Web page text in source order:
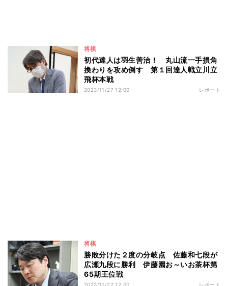
将棋
初代達人は羽生善治！ 丸山流一手損角
換わりを攻め倒す 第１回達人戦立川立
飛杯本戦
2023/11/27 12:00 レポート
将棋
勝敗分けた２度の分岐点 佐藤和七段が
広瀬九段に勝利 伊藤園お～いお茶杯第
65期王位戦
2023/11/22 12:00 レポート